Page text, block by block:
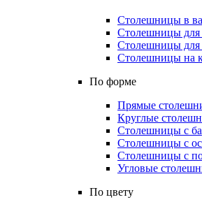
Столешницы в
Столешницы для
Столешницы для
Столешницы на
По форме
Прямые
Круглые
Столешницы с
Столешницы с
Столешницы с
Угловые
По цвету